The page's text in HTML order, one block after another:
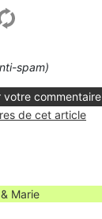
spam)
votre commentaire
de cet article
Marie